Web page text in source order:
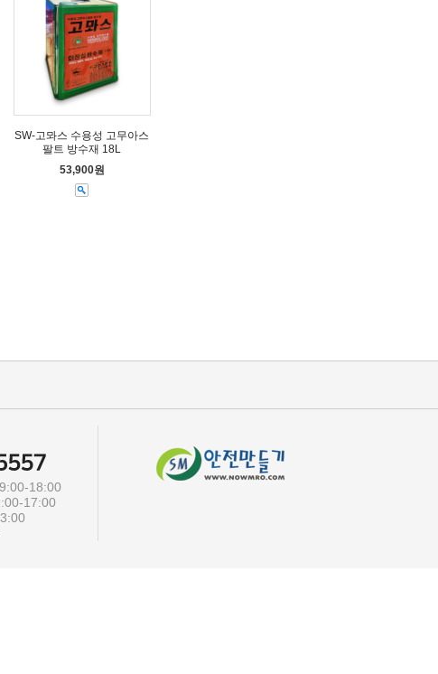
SW-고뫄스 수용성 고무아스
팔트 방수재 18L
53,900원
18:00